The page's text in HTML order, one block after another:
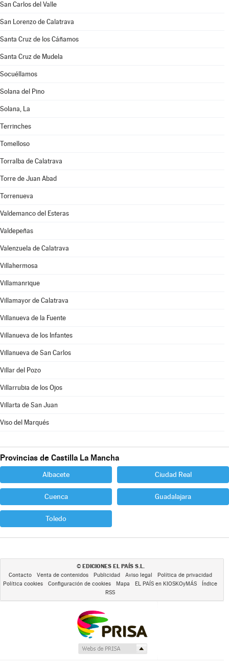
San Carlos del Valle
San Lorenzo de Calatrava
Santa Cruz de los Cáñamos
Santa Cruz de Mudela
Socuéllamos
Solana del Pino
Solana, La
Terrinches
Tomelloso
Torralba de Calatrava
Torre de Juan Abad
Torrenueva
Valdemanco del Esteras
Valdepeñas
Valenzuela de Calatrava
Villahermosa
Villamanrique
Villamayor de Calatrava
Villanueva de la Fuente
Villanueva de los Infantes
Villanueva de San Carlos
Villar del Pozo
Villarrubia de los Ojos
Villarta de San Juan
Viso del Marqués
Provincias de Castilla La Mancha
Albacete Ciudad Real
Cuenca Guadalajara
Toledo
© EDICIONES EL PAÍS S.L.
Contacto Venta de contenidos Publicidad Aviso legal
Política de privacidad
Política cookies
Configuración de cookies Mapa EL PAÍS en KIOSKOyMÁS
Índice
RSS